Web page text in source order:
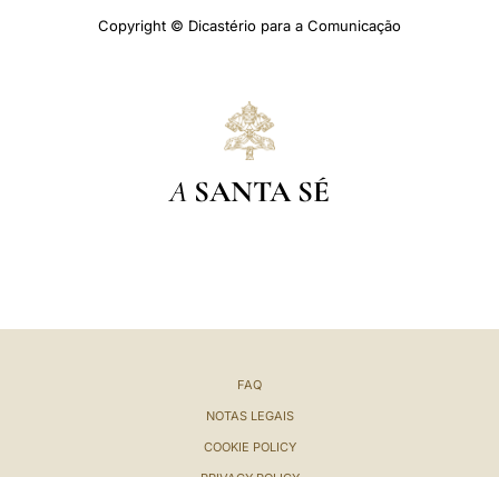
Copyright © Dicastério para a Comunicação
A SANTA SÉ
FAQ
NOTAS LEGAIS
COOKIE POLICY